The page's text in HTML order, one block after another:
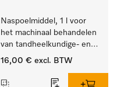
Naspoelmiddel, 1 l voor
het machinaal behandelen
van tandheelkundige- en
transmissie-instrumenten.
16,00 € excl. BTW